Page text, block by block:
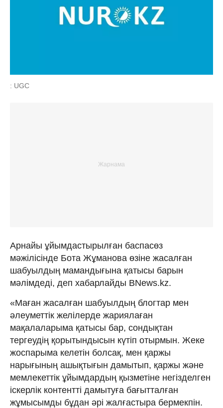
: UGC
Арнайы ұйымдастырылған баспасөз
мәжілісінде Бота Жұманова өзіне жасалған
шабуылдың мамандығына қатысы барын
мәлімдеді, деп хабарлайды BNews.kz.
«Маған жасалған шабуылдың блогтар мен
әлеуметтік желілерде жариялаған
мақалаларыма қатысы бар, сондықтан
тергеудің қорытындысын күтіп отырмын. Жеке
жоспарыма келетін болсақ, мен қаржы
нарығының ашықтығын дамытып, қаржы және
мемлекеттік ұйымдардың қызметіне негізделген
іскерлік контентті дамытуға бағытталған
жұмысымды бұдан әрі жалғастыра бермекпін.